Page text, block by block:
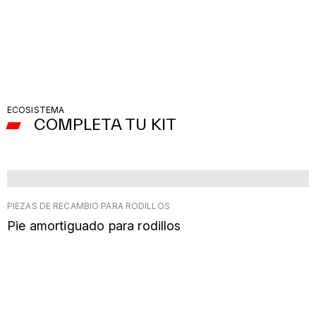
ECOSISTEMA
COMPLETA TU KIT
PIEZAS DE RECAMBIO PARA RODILLOS
Pie amortiguado para rodillos